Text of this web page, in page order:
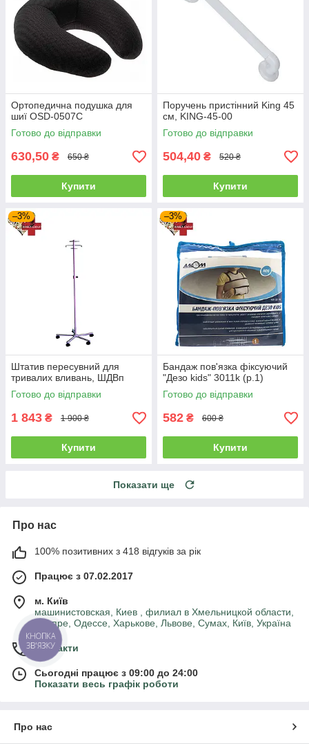
Ортопедична подушка для
шиї OSD-0507C
Готово до відправки
630,50 ₴ 650 ₴
Купити
Поручень пристінний King 45
см, KING-45-00
Готово до відправки
504,40 ₴ 520 ₴
Купити
–3%
Штатив пересувний для
тривалих вливань, ШДВп
Готово до відправки
1 843 ₴ 1 900 ₴
Купити
–3%
Бандаж пов'язка фіксуючий
"Дезо kids" 3011k (р.1)
Готово до відправки
582 ₴ 600 ₴
Купити
Показати ще
Про нас
100% позитивних з 418 відгуків за рік
Працює з 07.02.2017
м. Київ
машинистовская, Киев , филиал в Хмельницкой области,
Днепре, Одессе, Харькове, Львове, Сумах, Київ, Україна
Контакти
Сьогодні працює з 09:00 до 24:00
Показати весь графік роботи
Про нас
КНОПКА
ЗВ'ЯЗКУ